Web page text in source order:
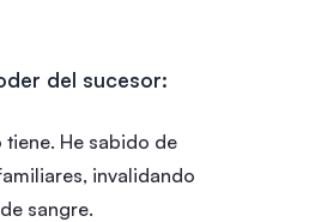
del sucesor:
He sabido de
invalidando
sangre.